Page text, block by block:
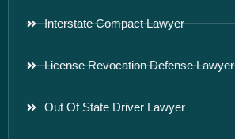
Interstate Compact Lawyer
License Revocation Defense Lawyer
Out Of State Driver Lawyer